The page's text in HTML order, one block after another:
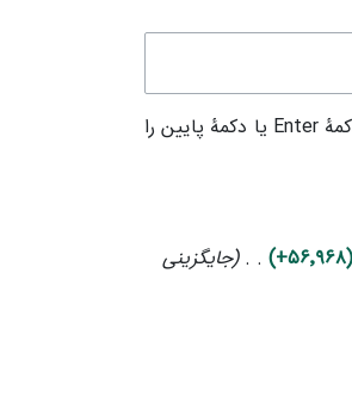
انتخاب تفاوت: دکمه‌های گرد کنار ویرایش‌هایی که می‌خواهید با هم مقایسه کنید را علامت بزنید و دکمهٔ Enter یا دکمهٔ پایین را
+۵۶٬۹۶۸
جایگزینی